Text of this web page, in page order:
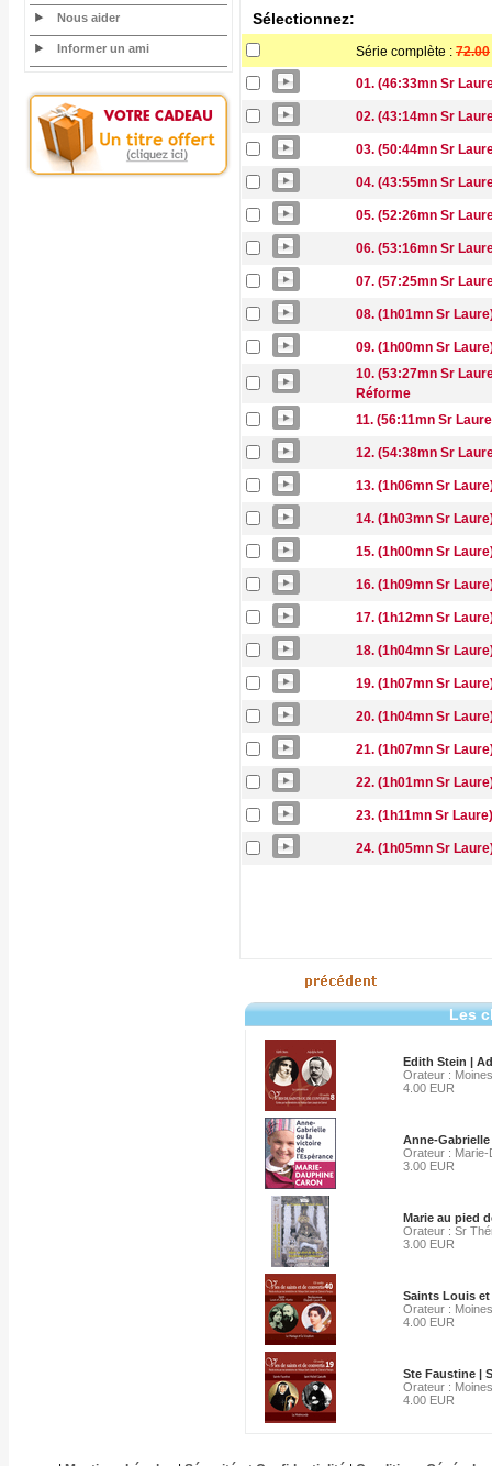
Nous aider
Informer un ami
Sélectionnez:
Série complète : 72.00
01. (46:33mn Sr
02. (43:14mn Sr
03. (50:44mn Sr
04. (43:55mn Sr
05. (52:26mn Sr
06. (53:16mn Sr
07. (57:25mn Sr
08. (1h01mn Sr
09. (1h00mn Sr
10. (53:27mn Sr
Réforme
11. (56:11mn Sr
12. (54:38mn Sr
13. (1h06mn Sr
14. (1h03mn Sr
15. (1h00mn Sr
16. (1h09mn Sr
17. (1h12mn Sr
18. (1h04mn Sr
19. (1h07mn Sr
20. (1h04mn Sr
21. (1h07mn Sr
22. (1h01mn Sr
23. (1h11mn Sr
24. (1h05mn Sr
Les
Edith Stein |
Orateur :
4.00 EUR
Anne-
Orateur : Marie-
3.00 EUR
Marie au pied
Orateur : Sr
3.00 EUR
Saints Louis et
Orateur :
4.00 EUR
Ste Faustine |
Orateur :
4.00 EUR